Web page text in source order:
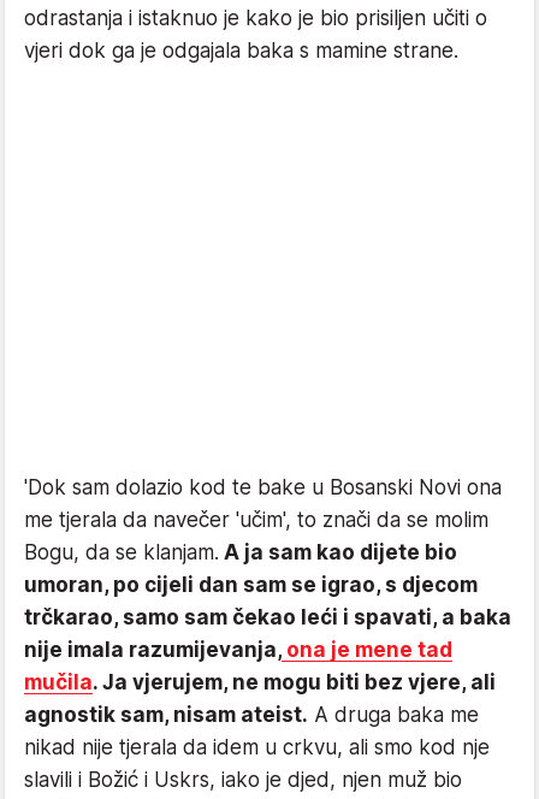
odrastanja i istaknuo je kako je bio prisiljen učiti o
vjeri dok ga je odgajala baka s mamine strane.
'Dok sam dolazio kod te bake u Bosanski Novi ona
me tjerala da navečer 'učim', to znači da se molim
Bogu, da se klanjam. A ja sam kao dijete bio
umoran, po cijeli dan sam se igrao, s djecom
trčkarao, samo sam čekao leći i spavati, a baka
nije imala razumijevanja,ona je mene tad
mučila. Ja vjerujem, ne mogu biti bez vjere, ali
agnostik sam, nisam ateist. A druga baka me
nikad nije tjerala da idem u crkvu, ali smo kod nje
slavili i Božić i Uskrs, iako je djed, njen muž bio